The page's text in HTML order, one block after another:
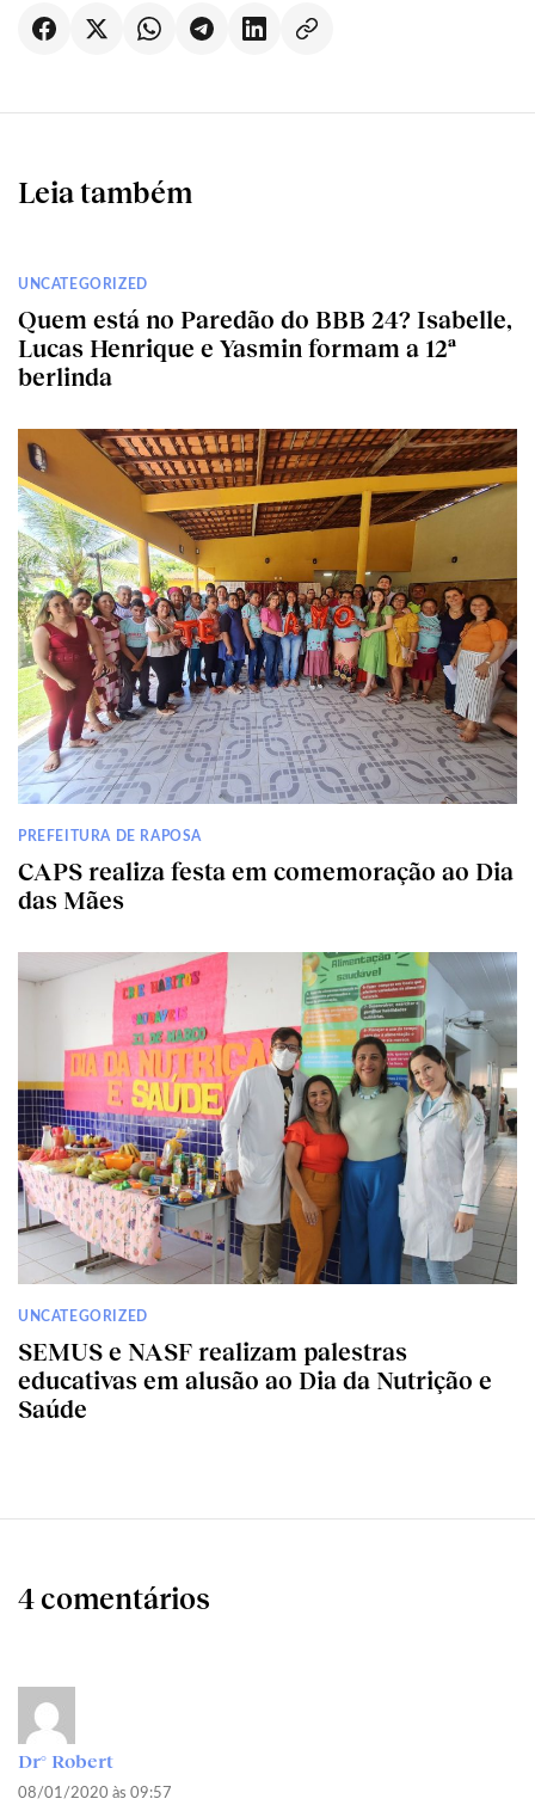
Leia também
UNCATEGORIZED
Quem está no Paredão do BBB 24? Isabelle,
Lucas Henrique e Yasmin formam a 12ª
berlinda
PREFEITURA DE RAPOSA
CAPS realiza festa em comemoração ao Dia
das Mães
UNCATEGORIZED
SEMUS e NASF realizam palestras
educativas em alusão ao Dia da Nutrição e
Saúde
4 comentários
Dr° Robert
08/01/2020 às 09:57